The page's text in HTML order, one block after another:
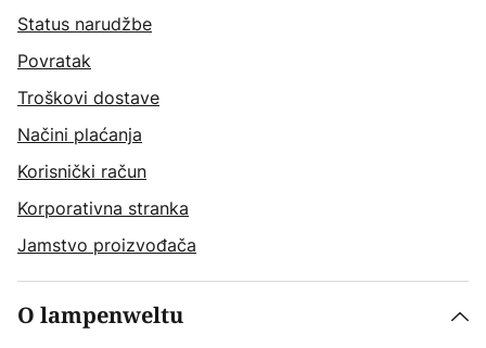
Status narudžbe
Povratak
Troškovi dostave
Načini plaćanja
Korisnički račun
Korporativna stranka
Jamstvo proizvođača
O lampenweltu